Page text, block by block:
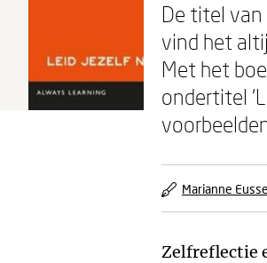
De titel van
vind het
Met het
ondertitel
Marianne
Zelfreflectie